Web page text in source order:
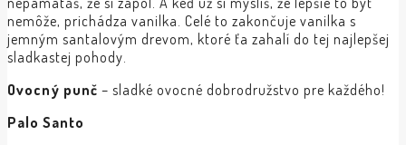
nemôže, prichádza vanilka. Celé to zakončuje vanilka s
jemným santalovým drevom, ktoré ťa zahalí do tej najlepšej
sladkastej pohody.
Ovocný punč – sladké ovocné dobrodružstvo pre každého!
Palo Santo